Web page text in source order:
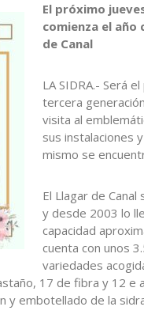
El próximo
comienza el año
de Canal
LA SIDRA.- Será
tercera
visita al
sus instalaciones
mismo se
El Llagar de
y desde 2003 lo
capacidad
cuenta con unos
variedades
17 de fibra y 12 e
y embotellado de la